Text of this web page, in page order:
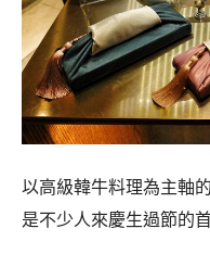
以高級韓牛料理為主軸
是不少人來慶生過節的